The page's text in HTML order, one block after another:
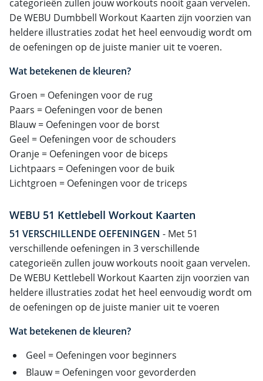
categorieën zullen jouw workouts nooit gaan vervelen.
De WEBU Dumbbell Workout Kaarten zijn voorzien van
heldere illustraties zodat het heel eenvoudig wordt om
de oefeningen op de juiste manier uit te voeren.
Wat betekenen de kleuren?
Groen = Oefeningen voor de rug
Paars = Oefeningen voor de benen
Blauw = Oefeningen voor de borst
Geel = Oefeningen voor de schouders
Oranje = Oefeningen voor de biceps
Lichtpaars = Oefeningen voor de buik
Lichtgroen = Oefeningen voor de triceps
WEBU 51 Kettlebell Workout Kaarten
51 VERSCHILLENDE OEFENINGEN - Met 51
verschillende oefeningen in 3 verschillende
categorieën zullen jouw workouts nooit gaan vervelen.
De WEBU Kettlebell Workout Kaarten zijn voorzien van
heldere illustraties zodat het heel eenvoudig wordt om
de oefeningen op de juiste manier uit te voeren
Wat betekenen de kleuren?
Geel = Oefeningen voor beginners
Blauw = Oefeningen voor gevorderden